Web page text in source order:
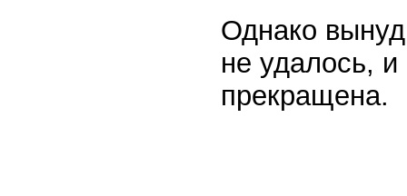
Однако
не удалось,
прекращена.